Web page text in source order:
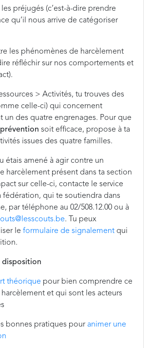
préjugés (c’est-à-dire prendre
qu’il nous arrive de catégoriser
les phénomènes de harcèlement
réfléchir sur nos comportements et
> Activités, tu trouves des
celle-ci) qui concernent
un des quatre engrenages. Pour que
prévention soit efficace, propose à ta
issues des quatre familles.
étais amené à agir contre un
harcèlement présent dans ta section
sur celle-ci, contacte le service
fédération, qui te soutiendra dans
par téléphone au 02/508.12.00 ou à
. Tu peux
le formulaire de signalement qui
disposition
théorique pour bien comprendre ce
harcèlement et qui sont les acteurs
bonnes pratiques pour animer une